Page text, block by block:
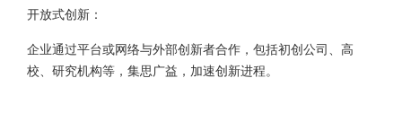
开放式创新：
企业通过平台或网络与外部创新者合作，包括初创公司、高
校、研究机构等，集思广益，加速创新进程。